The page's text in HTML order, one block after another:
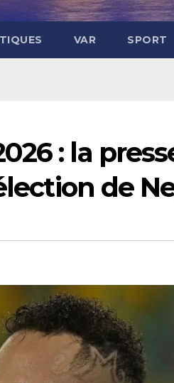
VAR SPORT
: la
de